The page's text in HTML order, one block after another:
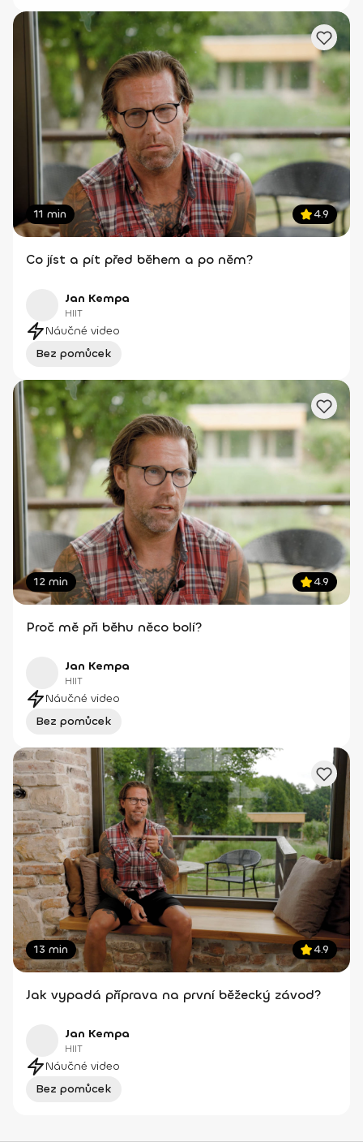
11 min 4.9
Co jíst a pít před během a po něm?
Jan Kempa
HIIT
Náučné video
Bez pomůcek
12 min 4.9
Proč mě při běhu něco bolí?
Jan Kempa
HIIT
Náučné video
Bez pomůcek
13 min 4.9
Jak vypadá příprava na první běžecký závod?
Jan Kempa
HIIT
Náučné video
Bez pomůcek